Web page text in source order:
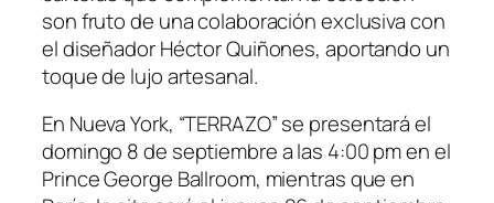
son fruto de una colaboración exclusiva con
el diseñador Héctor Quiñones, aportando un
toque de lujo artesanal.
En Nueva York, “TERRAZO” se presentará el
domingo 8 de septiembre a las 4:00 pm en el
Prince George Ballroom, mientras que en